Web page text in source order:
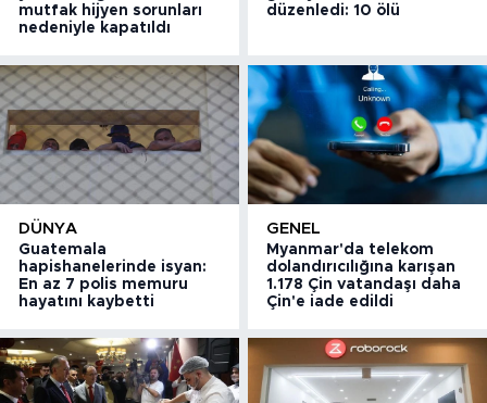
mutfak hijyen sorunları
nedeniyle kapatıldı
düzenledi: 10 ölü
DÜNYA
Guatemala
hapishanelerinde isyan:
En az 7 polis memuru
hayatını kaybetti
GENEL
Myanmar'da telekom
dolandırıcılığına karışan
1.178 Çin vatandaşı daha
Çin'e iade edildi